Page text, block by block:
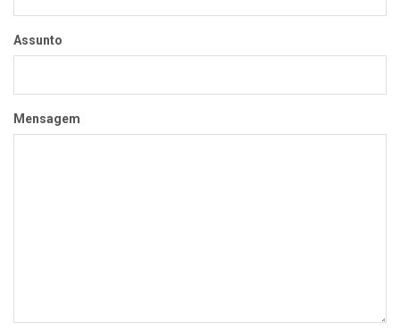
Assunto
Mensagem